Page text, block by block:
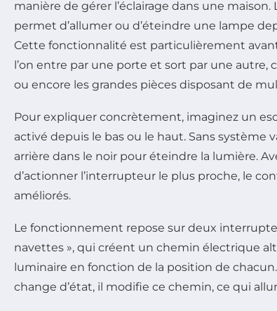
manière de gérer l’éclairage dans une maison.
permet d’allumer ou d’éteindre une lampe
Cette fonctionnalité est particulièrement
l’on entre par une porte et sort par une autre,
ou encore les grandes pièces disposant de
Pour expliquer concrètement, imaginez un
activé depuis le bas ou le haut. Sans système
arrière dans le noir pour éteindre la lumière.
d’actionner l’interrupteur le plus proche, le
améliorés.
Le fonctionnement repose sur deux
navettes », qui créent un chemin électrique
luminaire en fonction de la position de
change d’état, il modifie ce chemin, ce qui